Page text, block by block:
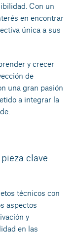
Con un
en encontrar
única a sus
y crecer
de
una gran pasión
a integrar la
clave
técnicos con
aspectos
y
en las